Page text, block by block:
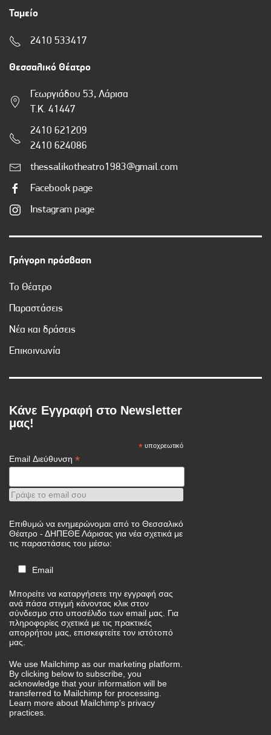
Ταμείο
2410 533417
Θεσσαλικό Θέατρο
Γεωργιάδου 53, Λάρισα
Τ.Κ. 41447
2410 621209
2410 624086
thessalikotheatro1983@gmail.com
Facebook page
Instagram page
Γρήγορη πρόσβαση
Το Θέατρο
Παραστάσεις
Νέα και δράσεις
Επικοινωνία
Κάνε Εγγραφή στο Newsletter
μας!
* υποχρεωτικό
Email Διεύθυνση *
Γράψε το email σου
Επιθυμώ να ενημερώνομαι από το Θεσσαλικό
Θέατρο - ΔΗΠΕΘΕ Λάρισας για νέα σχετικά με
τις παραστάσεις του μέσω:
Email
Μπορείτε να καταργήσετε την εγγραφή σας
ανά πάσα στιγμή κάνοντας κλικ στον
σύνδεσμο στο υποσέλιδο των email μας. Για
πληροφορίες σχετικά με τις πρακτικές
απορρήτου μας, επισκεφτείτε τον ιστότοπό
μας.
We use Mailchimp as our marketing platform.
By clicking below to subscribe, you
acknowledge that your information will be
transferred to Mailchimp for processing.
Learn more about Mailchimp's privacy
practices.